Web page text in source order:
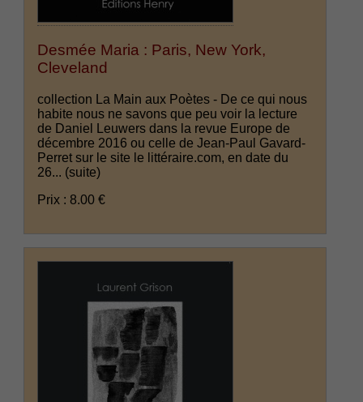
Desmée Maria : Paris, New York,
Cleveland
collection La Main aux Poètes - De ce qui nous
habite nous ne savons que peu voir la lecture
de Daniel Leuwers dans la revue Europe de
décembre 2016 ou celle de Jean-Paul Gavard-
Perret sur le site le littéraire.com, en date du
26... (suite)
Prix : 8.00 €